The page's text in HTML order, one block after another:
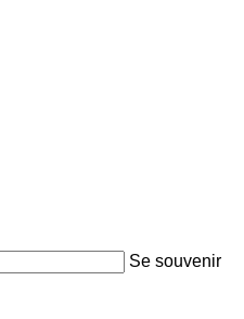
Se souvenir